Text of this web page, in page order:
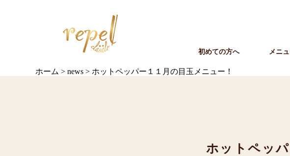
初めての方へ メニ
ホーム > news > ホットペッパー１１月の目玉メニュー！
ホットペッ